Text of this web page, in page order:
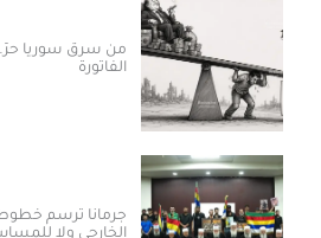
من سرق سوريا حرّ.. ومن لم
الفاتورة
جرمانا ترسم خطوطها الحمراء: